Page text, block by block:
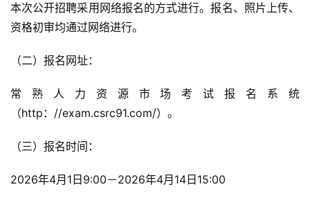
本次公开招聘采用网络报名的方式进行。报名、照片上传、
资格初审均通过网络进行。
（二）报名网址：
常熟人力资源市场考试报名系统
（http：//exam.csrc91.com/）。
（三）报名时间：
2026年4月1日9:00－2026年4月14日15:00